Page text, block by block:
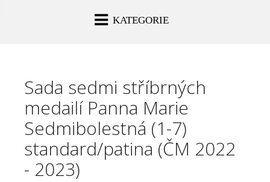
KATEGORIE
Sada sedmi stříbrných
medailí Panna Marie
Sedmibolestná (1-7)
standard/patina (ČM 2022
- 2023)